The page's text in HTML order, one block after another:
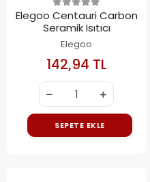
Elegoo Centauri Carbon
Seramik Isıtıcı
Elegoo
142,94 TL
SEPETE EKLE